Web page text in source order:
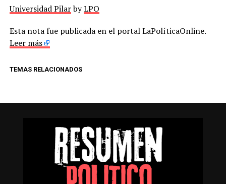
Universidad PilarbyLPO
Esta nota fue publicada en el portal LaPolíticaOnline.
Leer más
TEMAS RELACIONADOS